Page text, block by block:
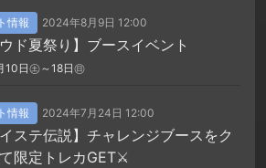
情報 2024年8月9日 12:00
ウド夏祭り】ブースイベント
10日㊏～18日㊐
情報 2024年7月24日 12:00
イステ伝説】チャレンジブースをク
限定トレカGET⚔